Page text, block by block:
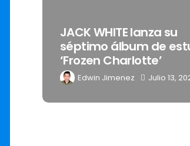
JACK WHITE lanza su
séptimo álbum de estudio
‘Frozen Charlotte’
Edwin Jimenez Julio 13, 2026